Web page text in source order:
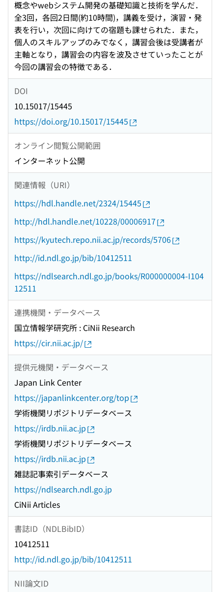
概念やwebシステム開発の基礎知識と技術を学んだ．
全3回，各回2日間(約10時間)，講義を受け，演習・発
表を行い，次回に向けての宿題も課せられた．また，
個人のスキルアップのみでなく，講習会後は受講者が
主軸となり，講習会の内容を波及させていったことが
今回の講習会の特徴である．
DOI
10.15017/15445
https://doi.org/10.15017/15445
オンライン閲覧公開範囲
インターネット公開
関連情報（URI）
https://hdl.handle.net/2324/15445
http://hdl.handle.net/10228/00006917
https://kyutech.repo.nii.ac.jp/records/5706
http://id.ndl.go.jp/bib/10412511
https://ndlsearch.ndl.go.jp/books/R000000004-I104
12511
連携機関・データベース
国立情報学研究所 : CiNii Research
https://cir.nii.ac.jp/
提供元機関・データベース
Japan Link Center
https://japanlinkcenter.org/top
学術機関リポジトリデータベース
https://irdb.nii.ac.jp
学術機関リポジトリデータベース
https://irdb.nii.ac.jp
雑誌記事索引データベース
https://ndlsearch.ndl.go.jp
CiNii Articles
書誌ID（NDLBibID）
10412511
http://id.ndl.go.jp/bib/10412511
NII論文ID